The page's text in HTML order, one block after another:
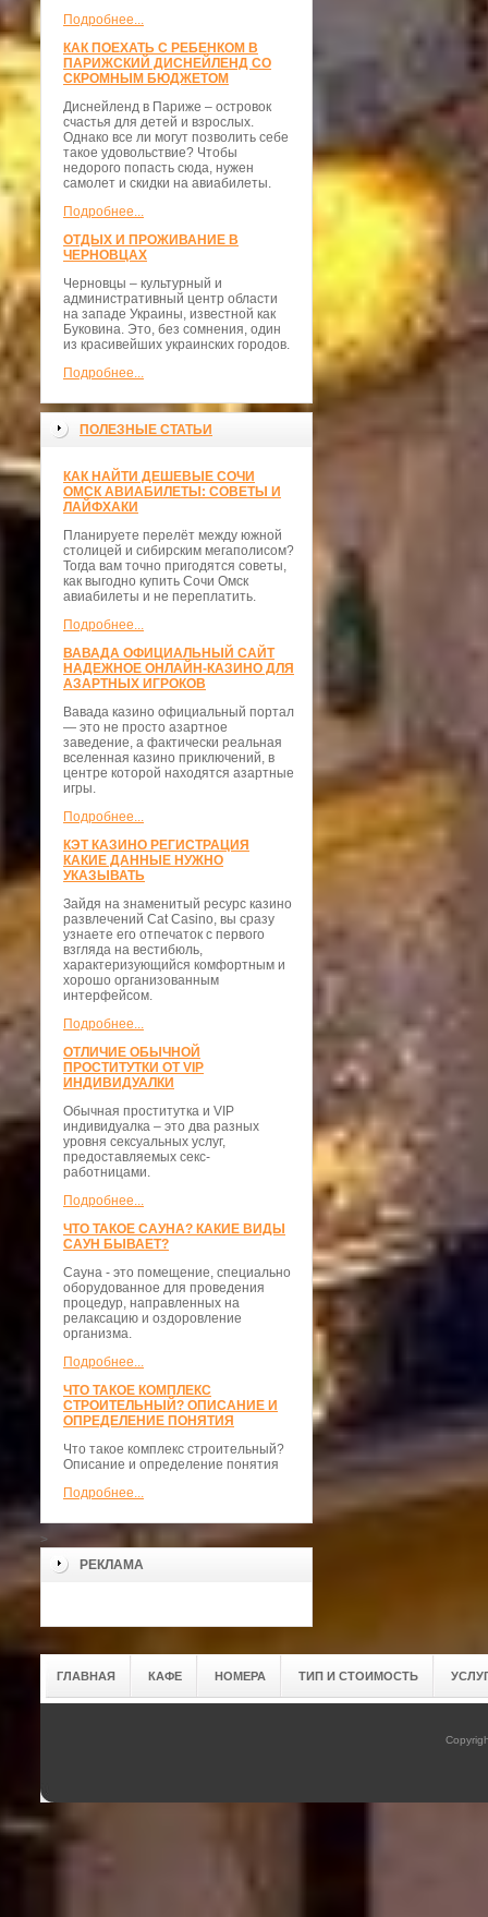
Подробнее...
КАК ПОЕХАТЬ С РЕБЕНКОМ В
ПАРИЖСКИЙ ДИСНЕЙЛЕНД СО
СКРОМНЫМ БЮДЖЕТОМ
Диснейленд в Париже – островок
счастья для детей и взрослых.
Однако все ли могут позволить себе
такое удовольствие? Чтобы
недорого попасть сюда, нужен
самолет и скидки на авиабилеты.
Подробнее...
ОТДЫХ И ПРОЖИВАНИЕ В
ЧЕРНОВЦАХ
Черновцы – культурный и
административный центр области
на западе Украины, известной как
Буковина. Это, без сомнения, один
из красивейших украинских городов.
Подробнее...
ПОЛЕЗНЫЕ СТАТЬИ
КАК НАЙТИ ДЕШЕВЫЕ СОЧИ
ОМСК АВИАБИЛЕТЫ: СОВЕТЫ И
ЛАЙФХАКИ
Планируете перелёт между южной
столицей и сибирским мегаполисом?
Тогда вам точно пригодятся советы,
как выгодно купить Сочи Омск
авиабилеты и не переплатить.
Подробнее...
ВАВАДА ОФИЦИАЛЬНЫЙ САЙТ
НАДЕЖНОЕ ОНЛАЙН-КАЗИНО ДЛЯ
АЗАРТНЫХ ИГРОКОВ
Вавада казино официальный портал
— это не просто азартное
заведение, а фактически реальная
вселенная казино приключений, в
центре которой находятся азартные
игры.
Подробнее...
КЭТ КАЗИНО РЕГИСТРАЦИЯ
КАКИЕ ДАННЫЕ НУЖНО
УКАЗЫВАТЬ
Зайдя на знаменитый ресурс казино
развлечений Cat Casino, вы сразу
узнаете его отпечаток с первого
взгляда на вестибюль,
характеризующийся комфортным и
хорошо организованным
интерфейсом.
Подробнее...
ОТЛИЧИЕ ОБЫЧНОЙ
ПРОСТИТУТКИ ОТ VIP
ИНДИВИДУАЛКИ
Обычная проститутка и VIP
индивидуалка – это два разных
уровня сексуальных услуг,
предоставляемых секс-
работницами.
Подробнее...
ЧТО ТАКОЕ САУНА? КАКИЕ ВИДЫ
САУН БЫВАЕТ?
Сауна - это помещение, специально
оборудованное для проведения
процедур, направленных на
релаксацию и оздоровление
организма.
Подробнее...
ЧТО ТАКОЕ КОМПЛЕКС
СТРОИТЕЛЬНЫЙ? ОПИСАНИЕ И
ОПРЕДЕЛЕНИЕ ПОНЯТИЯ
Что такое комплекс строительный?
Описание и определение понятия
Подробнее...
>
РЕКЛАМА
ГЛАВНАЯ КАФЕ НОМЕРА ТИП И СТОИМОСТЬ